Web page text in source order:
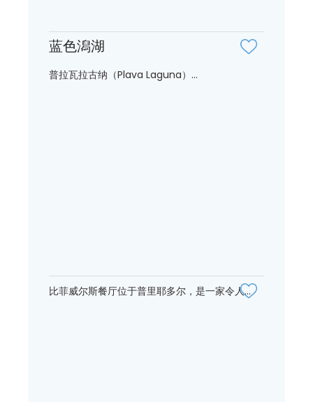
蓝色潟湖
普拉瓦拉古纳（Plava Laguna）...
比菲威尔斯餐厅位于普里耶多尔，是一家令人...